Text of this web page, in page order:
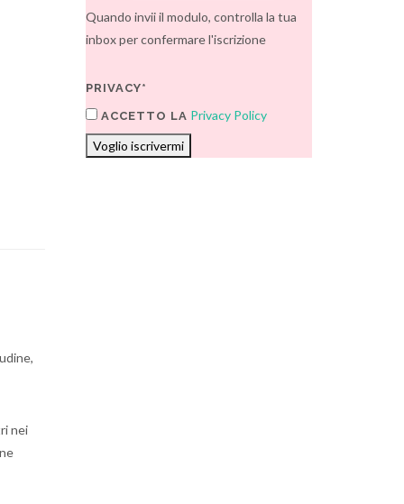
nei
Quando invii il modulo, controlla la tua
inbox per confermare l'iscrizione
PRIVACY*
ACCETTO LA Privacy Policy
Voglio iscrivermi